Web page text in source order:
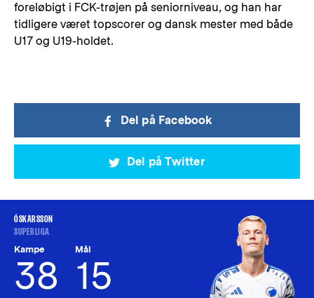
foreløbigt i FCK-trøjen på seniorniveau, og han har
tidligere været topscorer og dansk mester med både
U17 og U19-holdet.
Del på Facebook
Del på Twitter
ÓSKARSSON
SUPERLIGA
Kampe
38
Mål
15